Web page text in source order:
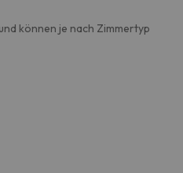
können je nach Zimmertyp